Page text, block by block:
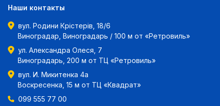
Наши контакты
вул. Родини Крістерів, 18/6
Виноградар, Виноградарь / 100 м от «Ретровиль»
ул. Александра Олеся, 7
Виноградарь, 200 м от ТЦ «Ретровиль»
вул. И. Микитенка 4а
Воскресенка, 15 м от ТЦ «Квадрат»
099 555 77 00